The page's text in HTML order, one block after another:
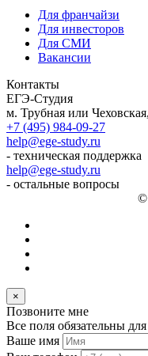
Для франчайзи
Для инвесторов
Для СМИ
Вакансии
Контакты
ЕГЭ-Студия
м. Трубная или
+7 (495) 984-09-27
help@ege-study.ru
- техническая поддержка
help@ege-study.ru
- остальные вопросы
©
×
Позвоните мне
Все поля обязательны
Ваше имя